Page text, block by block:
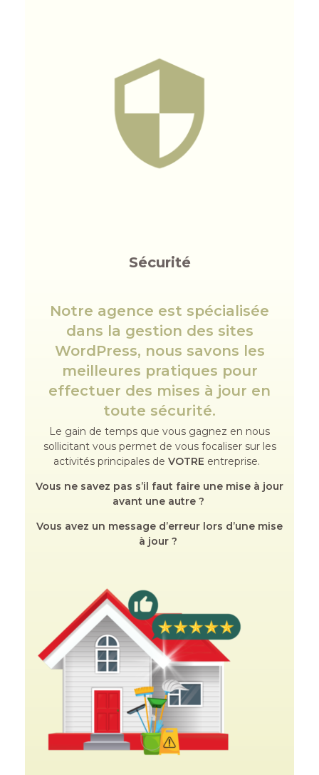
Sécurité
Notre agence est spécialisée
dans la gestion des sites
WordPress, nous savons les
meilleures pratiques pour
effectuer des mises à jour en
toute sécurité.
Le gain de temps que vous gagnez en nous
sollicitant vous permet de vous focaliser sur les
activités principales de VOTRE entreprise.
Vous ne savez pas s’il faut faire une mise à jour
avant une autre ?
Vous avez un message d’erreur lors d’une mise
à jour ?